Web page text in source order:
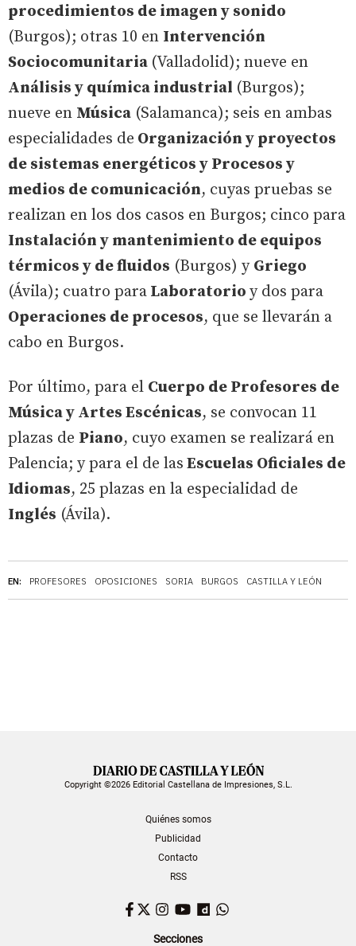
EN: PROFESORES OPOSICIONES SORIA BURGOS CASTILLA Y LEÓN
procedimientos de imagen y sonido
(Burgos); otras 10 en Intervención
Sociocomunitaria (Valladolid); nueve en
Análisis y química industrial (Burgos);
nueve en Música (Salamanca); seis en ambas
especialidades de Organización y proyectos
de sistemas energéticos y Procesos y
medios de comunicación, cuyas pruebas se
realizan en los dos casos en Burgos; cinco para
Instalación y mantenimiento de equipos
térmicos y de fluidos (Burgos) y Griego
(Ávila); cuatro para Laboratorio y dos para
Operaciones de procesos, que se llevarán a
cabo en Burgos.
Por último, para el Cuerpo de Profesores de
Música y Artes Escénicas, se convocan 11
plazas de Piano, cuyo examen se realizará en
Palencia; y para el de las Escuelas Oficiales de
Idiomas, 25 plazas en la especialidad de
Inglés (Ávila).
Copyright ©2026 Editorial Castellana de Impresiones, S.L.
Quiénes somos
Publicidad
Contacto
RSS
Facebook
TwitterInstagram
YouTubeDailymotion
Secciones